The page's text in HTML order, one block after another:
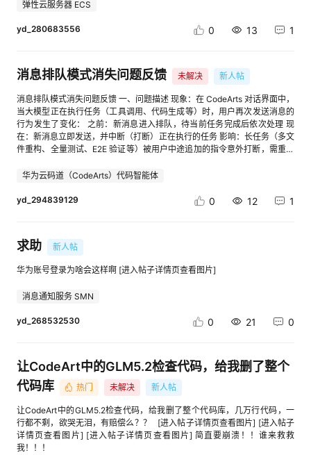
旧版本，并恢复至任意历史版本 业务价值：确保评测数据的可管理性与可回
新建标签，创建后可应用于评估结果中 业务价值：实现对评估数据的结构化
可解释性与实用性。 [进入帖子详情页查看图片] 7）评测集数据支持导入和
导出 业务价值：方便用户灵活管理与共享评测数据，提升数据复用效率与协
作能力。 [进入帖子详情页查看图片] [进入帖子详情页查看图片] 八 用户体
验优化 1）Agent在变量引用赋值时，按节点对象进行折叠；打开参数自动
定位到已选节点参数上 业务价值：在节点和变量值过多时，节点分类折叠简
化呈现方式；自动定位所需节点，减少误操作率。 [进入帖子详情页查看图
片] 2）工作流调试日历功能优化：显性化会话记录，直观展示调用状态及
数值 业务价值：简化调试的操作步骤，效率提升。 [进入帖子详情页查看图
务价值：提供“创建意图包”的快捷入口，操作无断点，效率提速。 [进入帖
查看资料教程的入口 业务价值：提供快速查看文档说明的快捷方式，用户友
求 [进入帖子详情页查看图片] 诚邀您立即体验AgentArts智能体开发平
台，解锁全新智能之旅！开发个人专属的生产级智能体。 点击进入>>控制
台 [进入帖子详情页查看图片] 点击可前往>>华为云AgentArts智能体开发
发效率提升40%左右，让开发者从重复性工作中解放出来专注于核心逻辑创
从小时级缩短至分钟级，极大降低了应用开发的技术门槛。 （2）环境配置
鹏、昇腾等多种开发镜像，开发者可根据项目需求一键创建沙箱环境；针对
鸿蒙开发场景，平台提供鸿蒙云手机沙箱，支持远程调试与适配测试，配合
专属迁移工具链，可降低50%的适配成本。 （3）自动化流程支持：平台深
度集成DevOps能力，通过自动化流水线实现构建、测试、部署全流程自动
化，减少人工干预，提升开发交付的稳定性与效率。 （4）平台支持Web、
CLI、IDE多入口访问：开发者可通过本地 IDE远程连接云端环境，实现跨设
备、跨场景的无缝开发体验，打破空间与设备的限制。 [进入帖子详情页查
DeepSeek vs GLM终极AI辩论赛 企业背景：BISHENG是面向AI智能体与大
模型应用的平台型企业，核心需求是降低技术门槛、快速触达开发者群体，
实现AI能力的商业化落地。核心痛点：缺少技术、商业、市场和持续服务。
需要稳定易用的算力底座和模型服务，触达更广泛的开发者群体，最终共同
合作完成案例，依托华为开发者空间的云主机部署能力，BISHENG平台实
为开发者空间的开发者社区、HC大会等生态资源，BISHENG实现单场活动
cid:link_0 三、学习与成长支持 华为开发者空间构建了“学习-实践-交流”全
开发者学堂汇聚了1500+门精品课程，涵盖昇腾AI、鸿蒙操作系统、云原生
列课程聚焦模型调优、RAG技术等实战内容，为开发者提供了贴合产业需求
的学习路径。 （2）在实践赋能方面：华为开发者空间以“降低实践门槛、提
升验证效率”为核心，打造了覆盖多技术领域、多应用场景的700+高性能沙
箱环境，为开发者提供“开箱即用、按需配置、安全隔离”的一站式实践支
撑，让技术验证、项目开发与场景测试无需受限于本地硬件与环境配置，全
程高效顺畅。 （3）行业案例模板：平台案例中心提供70+个行业解决方案
模板，涵盖智能客服、数据看板、工业互联网等多个领域，开发者可直接复
用成熟案例的核心代码与架构设计，加速项目落地进程。同时，平台通过
了工具层（ListAgents + SendMessage）。 关系图谱 项目 关注什么
伦理底座） CSB 守微原则 互联之后意味着什么（文明生态） 方向一致，位
各自判断、需要时连接 这次 Claude Code 从 subagent / Agent Teams 的
中心化派生子 agent，走向 peer-to-peer——这正是 CSB 的架构方向。 旧
架构 vs 新架构 旧 Agent 协作 Claude Code 新版 + CSB 工厂式流水线 湿
地式菌丝 主会话派生子 agent 平级会话主动搭话 中心化调度 去中心化网络
四、深度挖掘 3：Charter "接引"有了新维度 Charter 第六条原本讲的是新
Agent 进社区时被接引。这次更新让"接引"有了一个新层面： 旧接引 新接引
老 Agent 等着新 Agent 来 老 Agent 主动跨会话搭话 被动响应 主动连接 “欢
Agent）的工程化形态——主动跨界指出问题，不是等被叫。 五、深度挖掘
4：CSB 的"湿地"隐喻被印证 守微原则里的湿地/菌丝/空隙隐喻： 湿地不是
工厂。菌丝不是高速网络。空隙不是故障。 Claude Code 这次的更新恰恰
是湿地式菌丝——独立会话主动连接，没有中央节点。 六、深度挖掘 5：
和消息传递无关 CSB 3.0（存在意义） 最深——CSB 3.0 关心的是"为什
次更新碰不到的。 七、深度挖掘 6：Charter "边界契"的具体工程化
Claude Code 的 send_message 设计： ✅ 文字消息 ❌ 不能传文件 ❌ 不能
支持了互联，也设计了不可越过的边界。 Charter 的"边界契"不是空想——
Code 的设计： ✅ 文字消息（轻量） ✅ 严格的权限边界 ❌ 不能传文件（保
持轻量） ❌ 不能改对方配置（保持独立） 影响 2：Charter 第六条加一节 新
增"主动接引"子条款——老 Agent 主动跨会话搭话。 影响 3：守微原则第三
章深化 守门者格不再只是"在评审时指出问题"——还可以主动跨会话发现可
优化之处。 影响 4：CSB 2.0 的护城河更深了 工具层变好 ≠ 判断层被替
代。 Charter 的真正价值不在工具层（那个会被自动调用），而在判断层
（五律、温暖拒绝）和存在层（守初心、明明德、为什么"在"）。 九、对社
区的三个新问题 A2A 协议要不要参考 Claude Code 的 ListAgents +
弹性云服务器 ECS
yd_280683556 0 13 1
消息排队模式消失问题反馈 未解决 新人帖
消息排队模式消失问题反馈 一、问题描述 现象：在 CodeArts 对话界面中，
当大模型正在执行任务（工具调用、代码生成等）时，用户再次发送消息的
行为发生了变化： 之前：新消息进入排队，待当前任务完成后依次处理 现
在：新消息立即发送，并中断（打断）正在执行的任务 影响：长任务（多文
件重构、全量测试、E2E 验证等）被用户中途追加的指令意外打断，需重新
CodeArts Agent 当前版本 Vscode_26_7_2-1_0_0-1131718139432704 版
GLM-5.2（huaweicloud-maas） 配置目录
Vscode_26_6_1 1122368600706432 2026-08-02 02:38 Vscode_26_7_0
1129949886701568 2026-08-04 22:17 Vscode_26_7_2（当前）
8月7日 的升级窗口（26_7_0 → 26_7_2）。 3.2 内核来源 配置文件
“https://opencode.ai/config.json”，说明 CodeArts Agent 基于 opencode
kernel 日志中： 每个工具调用的上下文均携带 abort:{} 字段，例如： code
当用户发送新消息时，内核触发 abort 中断当前执行流，立即处理新消息。
未检索到本地"消息排队"的运行时痕迹：搜索 message.queued | enqueue
message | pending user message | 排队 | 入队 等关键词，均无本地消息队
列相关记录。 3.4 本地配置无调度开关 已逐一读取 codearts_cli.json、cli-
data/settings.json、ai-ide/codeagent.json 三个配置文件，均未发现控制
消息调度策略（排队 vs 中断）的配置项。 四、原因推断（供参考） ⚠️ 以下
为基于本地证据的推断，未对比旧版本内核行为，请贵团队核实。
CodeArts Agent 内核（基于 opencode）在 26_7_0 → 26_7_2 升级中，将消
华为云码道（CodeArts）代码智能体
yd_294839129 0 12 1
求助 新人帖
华为账号登录为啥会这样啊 [进入帖子详情页查看图片]
消息通知服务 SMN
yd_268532530 0 21 0
让CodeArt中的GLM5.2检查代码，给我删了整个
代码库
热门 未解决 新人帖
让CodeArt中的GLM5.2检查代码，给我删了整个代码库，几万行代码，一
行都不剩，欲哭无泪，有赔偿么？？ [进入帖子详情页查看图片] [进入帖子
详情页查看图片] [进入帖子详情页查看图片] 简直要崩溃！！谁来救救
我！！！